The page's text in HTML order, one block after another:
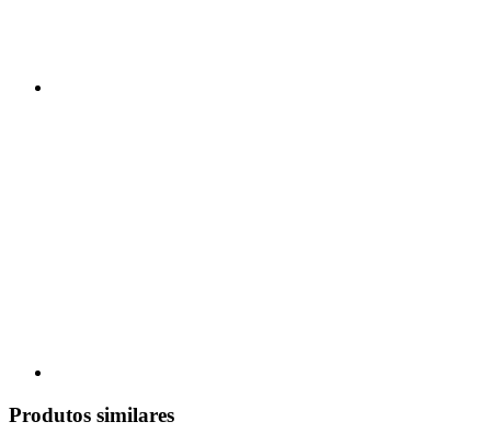
Produtos similares